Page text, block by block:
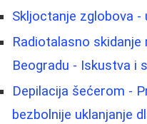
Skljoctanje zglobova
Radiotalasno skidanje
Beogradu - Iskustva i
Depilacija šećerom -
bezbolnije uklanjanje